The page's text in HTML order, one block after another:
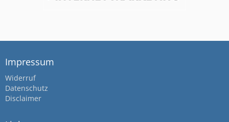
Impressum
Widerruf
Datenschutz
Disclaimer